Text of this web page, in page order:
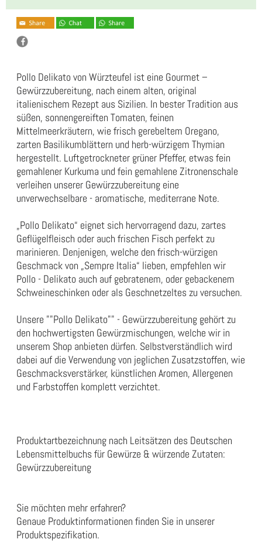
Pollo Delikato von Würzteufel ist eine Gourmet –
Gewürzzubereitung, nach einem alten, original
italienischem Rezept aus Sizilien. In bester Tradition aus
süßen, sonnengereiften Tomaten, feinen
Mittelmeerkräutern, wie frisch gerebeltem Oregano,
zarten Basilikumblättern und herb-würzigem Thymian
hergestellt. Luftgetrockneter grüner Pfeffer, etwas fein
gemahlener Kurkuma und fein gemahlene Zitronenschale
verleihen unserer Gewürzzubereitung eine
unverwechselbare - aromatische, mediterrane Note.
„Pollo Delikato“ eignet sich hervorragend dazu, zartes
Geflügelfleisch oder auch frischen Fisch perfekt zu
marinieren. Denjenigen, welche den frisch-würzigen
Geschmack von „Sempre Italia“ lieben, empfehlen wir
Pollo - Delikato auch auf gebratenem, oder gebackenem
Schweineschinken oder als Geschnetzeltes zu versuchen.
Unsere ""Pollo Delikato"" - Gewürzzubereitung gehört zu
den hochwertigsten Gewürzmischungen, welche wir in
unserem Shop anbieten dürfen. Selbstverständlich wird
dabei auf die Verwendung von jeglichen Zusatzstoffen, wie
Geschmacksverstärker, künstlichen Aromen, Allergenen
und Farbstoffen komplett verzichtet.
Produktartbezeichnung nach Leitsätzen des Deutschen
Lebensmittelbuchs für Gewürze & würzende Zutaten:
Gewürzzubereitung
Sie möchten mehr erfahren?
Genaue Produktinformationen finden Sie in unserer
Produktspezifikation.